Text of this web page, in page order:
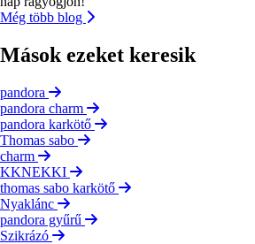
Még több blog
Mások ezeket keresik
pandora
pandora charm
pandora karkötő
Thomas sabo
charm
KKNEKKI
thomas sabo karkötő
Nyaklánc
pandora gyűrű
Szikrázó